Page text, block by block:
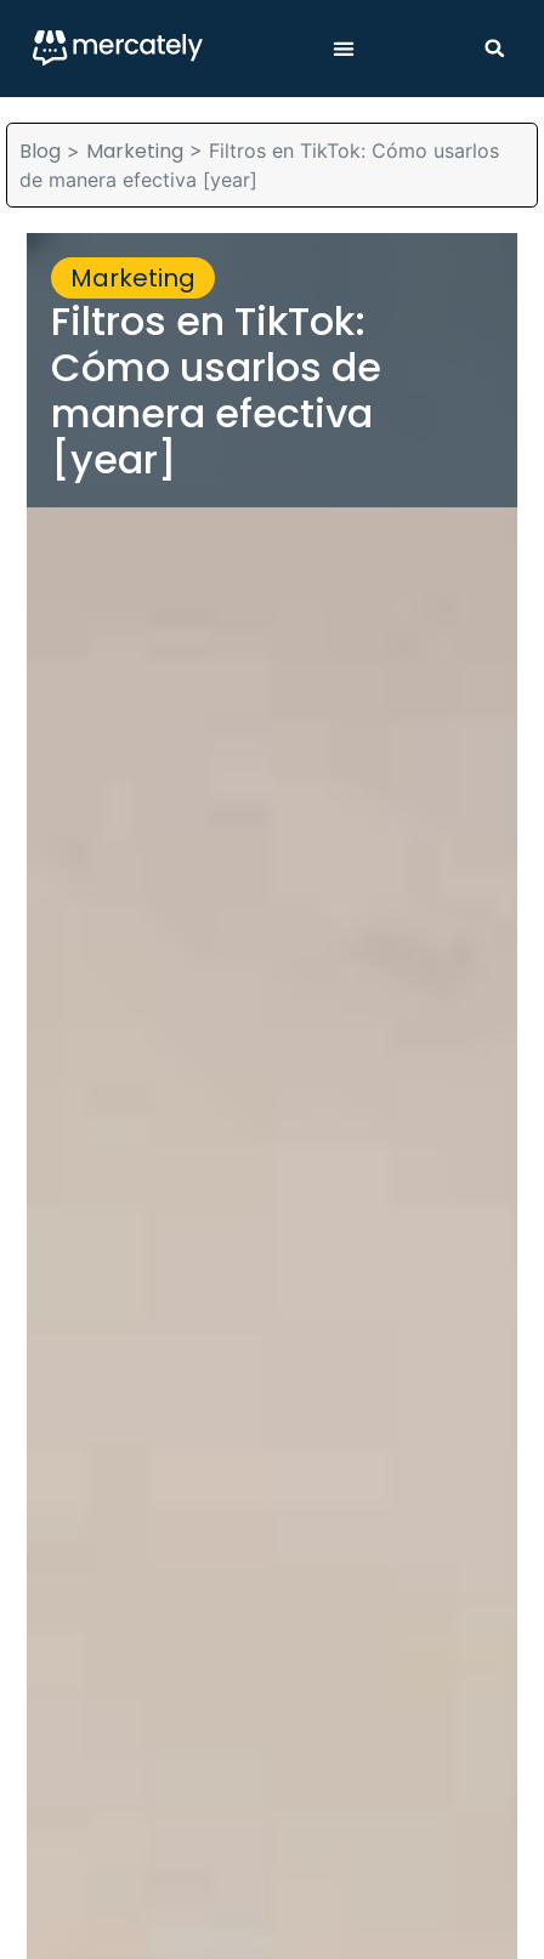
Blog > Marketing > Filtros en TikTok: Cómo usarlos
de manera efectiva [year]
Marketing
Filtros en TikTok:
Cómo usarlos de
manera efectiva
[year]